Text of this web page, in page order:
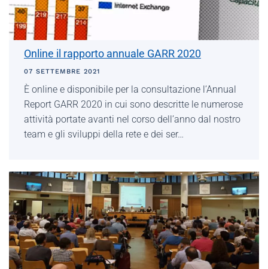
Online il rapporto annuale GARR 2020
07 SETTEMBRE 2021
È online e disponibile per la consultazione l’Annual
Report GARR 2020 in cui sono descritte le numerose
attività portate avanti nel corso dell’anno dal nostro
team e gli sviluppi della rete e dei ser…